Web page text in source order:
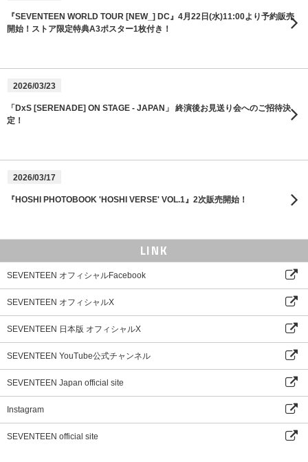
『SEVENTEEN WORLD TOUR [NEW_] DC』4月22日(水)11:00より予約販売
開始！ストア限定特典A3ポスター1枚付き！
2026/03/23
「DxS [SERENADE] ON STAGE - JAPAN」 終演後お見送り会へのご招待決
定！
2026/03/17
『HOSHI PHOTOBOOK 'HOSHI VERSE' VOL.1』2次販売開始！
LINK
SEVENTEEN オフィシャルFacebook
SEVENTEEN オフィシャルX
SEVENTEEN 日本版 オフィシャルX
SEVENTEEN YouTube公式チャンネル
SEVENTEEN Japan official site
Instagram
SEVENTEEN official site